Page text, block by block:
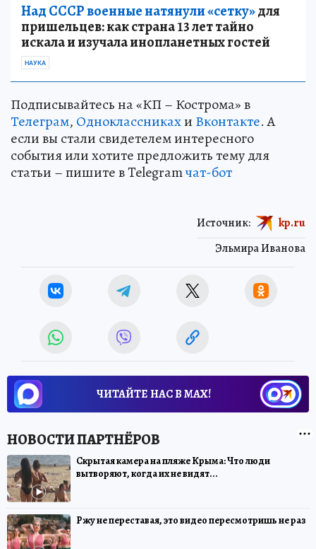
Над СССР военные натянули «сетку»для
пришельцев: как страна 13 лет тайно
искала и изучала инопланетных гостей
НАУКА
Подписывайтесь на «КП – Кострома» в
Телеграм, Одноклассникахи Вконтакте. А
если вы стали свидетелем интересного
события или хотите предложить тему для
статьи – пишите в Telegramчат-бот
Эльмира Иванова
Источник: kp.ru
ЧИТАЙТЕ НАС В МАХ!
Скрытая камера на пляже Крыма: Что люди
вытворяют, когда их не видят...
Ржу не переставая, это видео пересмотришь не раз